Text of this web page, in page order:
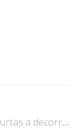
até amanhã